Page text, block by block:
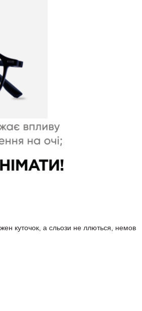
куточок, а сльози не ллються, немов